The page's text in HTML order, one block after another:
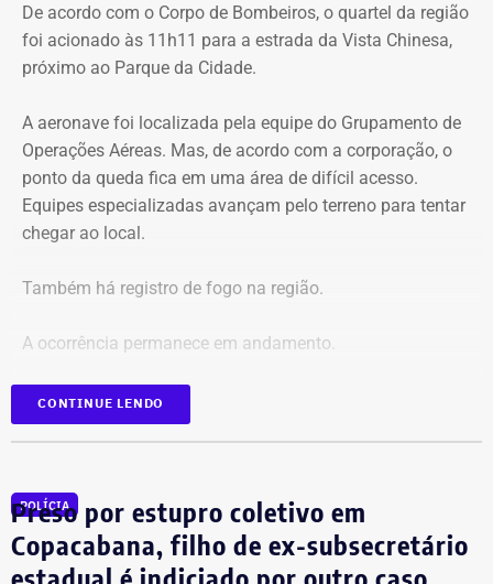
De acordo com o Corpo de Bombeiros, o quartel da região
foi acionado às 11h11 para a estrada da Vista Chinesa,
próximo ao Parque da Cidade.
A aeronave foi localizada pela equipe do Grupamento de
Operações Aéreas. Mas, de acordo com a corporação, o
ponto da queda fica em uma área de difícil acesso.
Equipes especializadas avançam pelo terreno para tentar
chegar ao local.
Também há registro de fogo na região.
A ocorrência permanece em andamento.
*Em atualização
CONTINUE LENDO
POLÍCIA
Preso por estupro coletivo em
Copacabana, filho de ex-subsecretário
estadual é indiciado por outro caso